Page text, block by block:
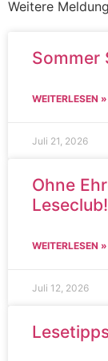
Weitere
Sommer
WEITERLESEN »
Juli 21, 2026
Ohne
Leseclub!
WEITERLESEN »
Juli 12, 2026